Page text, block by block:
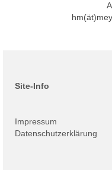
Site-Info
Impressum
Datenschutzerklärung